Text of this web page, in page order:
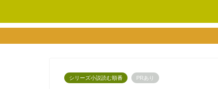
シリーズ小説読む順番 PRあり